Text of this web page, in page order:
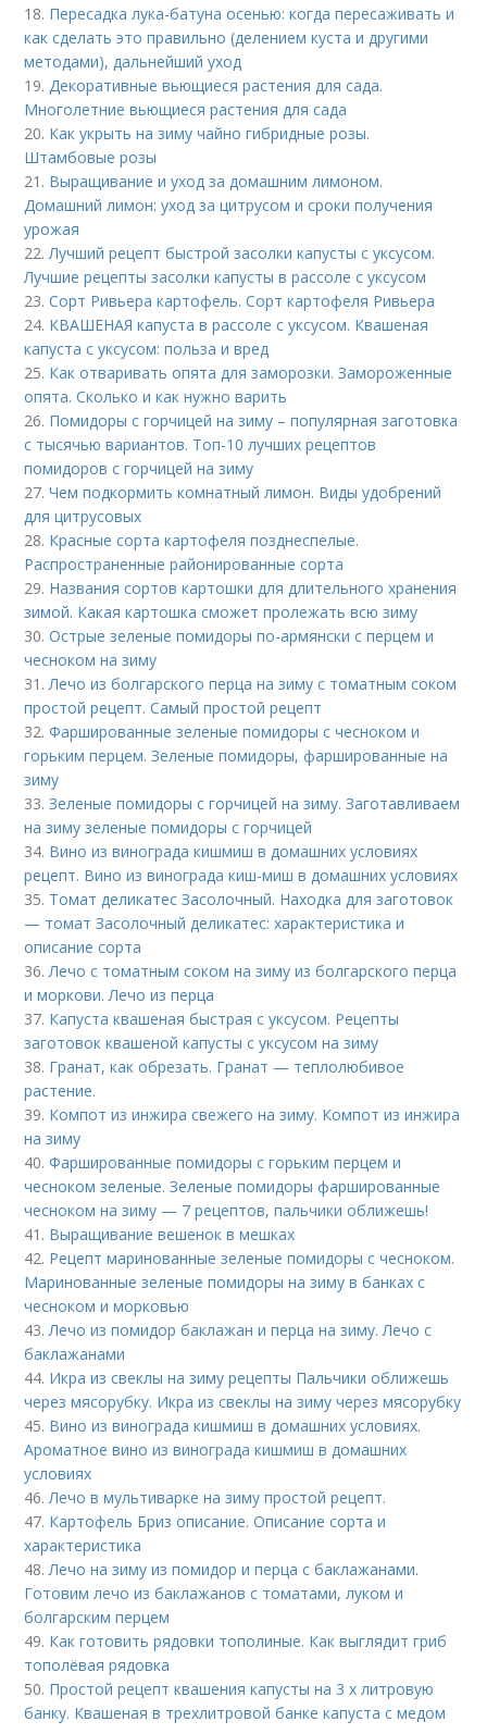
18. Пересадка лука-батуна осенью: когда пересаживать и
как сделать это правильно (делением куста и другими
методами), дальнейший уход
19.Декоративные вьющиеся растения для сада.
Многолетние вьющиеся растения для сада
20. Как укрыть на зиму чайно гибридные розы.
Штамбовые розы
21. Выращивание и уход за домашним лимоном.
Домашний лимон: уход за цитрусом и сроки получения
урожая
22.Лучший рецепт быстрой засолки капусты с уксусом.
Лучшие рецепты засолки капусты в рассоле с уксусом
23.Сорт Ривьера картофель. Сорт картофеля Ривьера
24. КВАШЕНАЯ капуста в рассоле с уксусом. Квашеная
капуста с уксусом: польза и вред
25. Как отваривать опята для заморозки. Замороженные
опята. Сколько и как нужно варить
26. Помидоры с горчицей на зиму – популярная заготовка
с тысячью вариантов. Топ-10 лучших рецептов
помидоров с горчицей на зиму
27.Чем подкормить комнатный лимон. Виды удобрений
для цитрусовых
28. Красные сорта картофеля позднеспелые.
Распространенные районированные сорта
29. Названия сортов картошки для длительного хранения
зимой. Какая картошка сможет пролежать всю зиму
30.Острые зеленые помидоры по-армянски с перцем и
чесноком на зиму
31.Лечо из болгарского перца на зиму с томатным соком
простой рецепт. Самый простой рецепт
32.Фаршированные зеленые помидоры с чесноком и
горьким перцем. Зеленые помидоры, фаршированные на
зиму
33.Зеленые помидоры с горчицей на зиму. Заготавливаем
на зиму зеленые помидоры с горчицей
34. Вино из винограда кишмиш в домашних условиях
рецепт. Вино из винограда киш-миш в домашних условиях
35. Томат деликатес Засолочный. Находка для заготовок
— томат Засолочный деликатес: характеристика и
описание сорта
36.Лечо с томатным соком на зиму из болгарского перца
и моркови. Лечо из перца
37. Капуста квашеная быстрая с уксусом. Рецепты
заготовок квашеной капусты с уксусом на зиму
38. Гранат, как обрезать. Гранат — теплолюбивое
растение.
39. Компот из инжира свежего на зиму. Компот из инжира
на зиму
40.Фаршированные помидоры с горьким перцем и
чесноком зеленые. Зеленые помидоры фаршированные
чесноком на зиму — 7 рецептов, пальчики оближешь!
41. Выращивание вешенок в мешках
42. Рецепт маринованные зеленые помидоры с чесноком.
Маринованные зеленые помидоры на зиму в банках с
чесноком и морковью
43.Лечо из помидор баклажан и перца на зиму. Лечо с
баклажанами
44. Икра из свеклы на зиму рецепты Пальчики оближешь
через мясорубку. Икра из свеклы на зиму через мясорубку
45. Вино из винограда кишмиш в домашних условиях.
Ароматное вино из винограда кишмиш в домашних
условиях
46.Лечо в мультиварке на зиму простой рецепт.
47. Картофель Бриз описание. Описание сорта и
характеристика
48.Лечо на зиму из помидор и перца с баклажанами.
Готовим лечо из баклажанов с томатами, луком и
болгарским перцем
49. Как готовить рядовки тополиные. Как выглядит гриб
тополёвая рядовка
50. Простой рецепт квашения капусты на 3 х литровую
банку. Квашеная в трехлитровой банке капуста с медом